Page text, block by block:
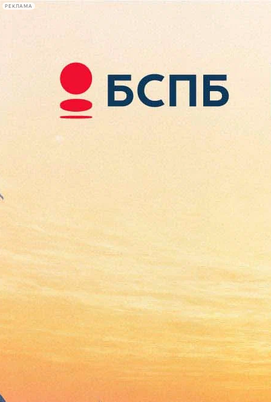
РЕКЛАМА
Сегодня:
2026.08.09
14:11
Афиша Plus